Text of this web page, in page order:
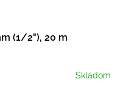
(1/2"), 20 m
Skladom